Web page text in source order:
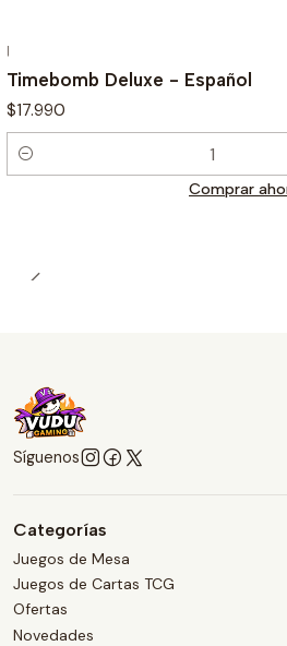
|
Timebomb Deluxe - Español
$17.990
Cantidad
Comprar
Síguenos
Categorías
Juegos de Mesa
Juegos de Cartas TCG
Ofertas
Novedades